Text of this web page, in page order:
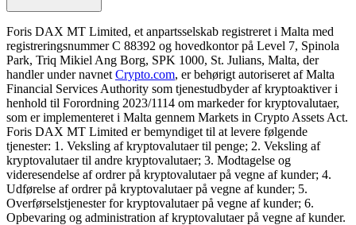
Foris DAX MT Limited, et anpartsselskab registreret i Malta med
registreringsnummer C 88392 og hovedkontor på Level 7, Spinola
Park, Triq Mikiel Ang Borg, SPK 1000, St. Julians, Malta, der
handler under navnet Crypto.com, er behørigt autoriseret af Malta
Financial Services Authority som tjenestudbyder af kryptoaktiver i
henhold til Forordning 2023/1114 om markeder for kryptovalutaer,
som er implementeret i Malta gennem Markets in Crypto Assets Act.
Foris DAX MT Limited er bemyndiget til at levere følgende
tjenester: 1. Veksling af kryptovalutaer til penge; 2. Veksling af
kryptovalutaer til andre kryptovalutaer; 3. Modtagelse og
videresendelse af ordrer på kryptovalutaer på vegne af kunder; 4.
Udførelse af ordrer på kryptovalutaer på vegne af kunder; 5.
Overførselstjenester for kryptovalutaer på vegne af kunder; 6.
Opbevaring og administration af kryptovalutaer på vegne af kunder.